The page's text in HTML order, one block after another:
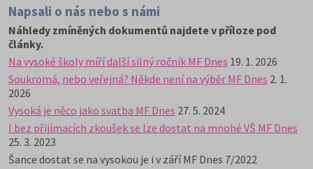
Napsali o nás nebo s námi
Náhledy zmíněných dokumentů najdete v příloze pod
články.
Na vysoké školy míří další silný ročník MF Dnes 19. 1. 2026
Soukromá, nebo veřejná? Někde není na výběr MF Dnes 2. 1.
2026
Vysoká je něco jako svatba MF Dnes 27. 5. 2024
I bez přijímacích zkoušek se lze dostat na mnohé VŠ MF Dnes
25. 3. 2023
Šance dostat se na vysokou je i v září MF Dnes 7/2022